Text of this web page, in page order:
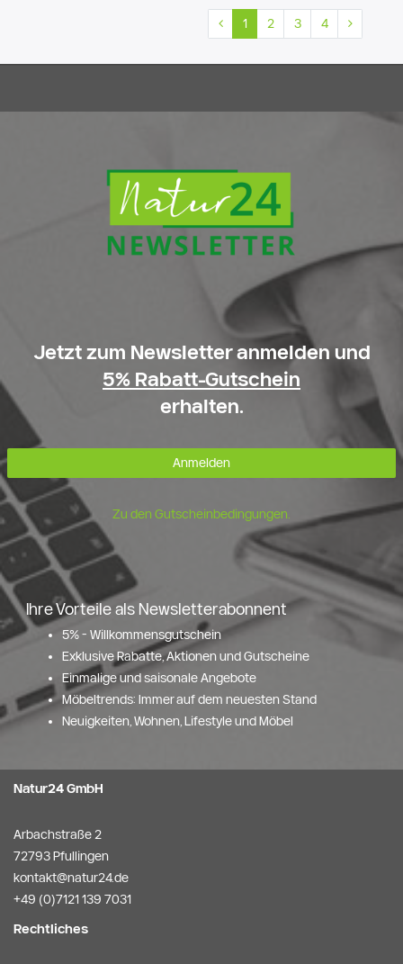
1 2 3 4
Jetzt zum Newsletter anmelden und
5% Rabatt-Gutschein
erhalten.
Anmelden
Zu den Gutscheinbedingungen.
Ihre Vorteile als Newsletterabonnent
5% - Willkommensgutschein
Exklusive Rabatte, Aktionen und Gutscheine
Einmalige und saisonale Angebote
Möbeltrends: Immer auf dem neuesten Stand
Neuigkeiten, Wohnen, Lifestyle und Möbel
Natur24 GmbH
Arbachstraße 2
72793 Pfullingen
kontakt@natur24.de
+49 (0)7121 139 7031
Rechtliches